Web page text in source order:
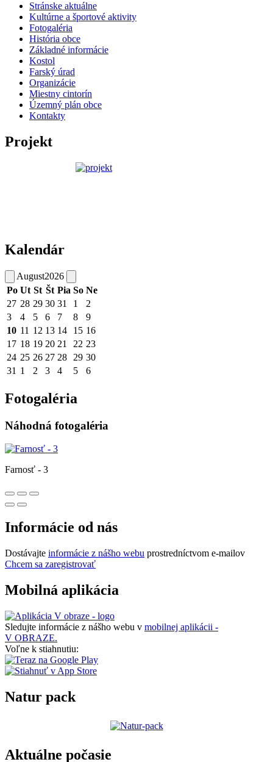
Stránske aktuálne
Kultúrne a športové aktivity
Fotogaléria
História obce
Základné informácie
Kostol
Farský úrad
Organizácie
Miestny cintorín
Územný plán obce
Kontakty
Projekt
Kalendár
August2026
Po Ut St Št Pia So Ne
27 28 29 30 31 1
2
3
4 5 6 7 8
9
10 11 12 13 14 15 16
17 18 19 20 21 22 23
24 25 26 27 28 29 30
31 1 2 3 4 5 6
Fotogaléria
Náhodná fotogaléria
Farnosť - 3
Informácie od nás
Dostávajte informácie z nášho webu prostredníctvom e-mailov
Chcem sa zaregistrovať
Mobilná aplikácia
Sledujte informácie z nášho webu v mobilnej aplikácii -
V OBRAZE.
Voľne k stiahnutiu:
Natur pack
Aktuálne počasie